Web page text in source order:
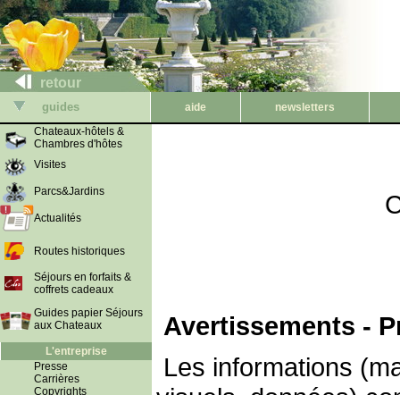
retour
guides aide
newsletters
Chateaux-hôtels &
Chambres d'hôtes
Visites
Parcs&Jardins
Actualités
Routes historiques
Séjours en forfaits &
coffrets cadeaux
Guides papier Séjours
aux Chateaux
L'entreprise
Presse
Carrières
Copyrights
Avertissements -
Les informations